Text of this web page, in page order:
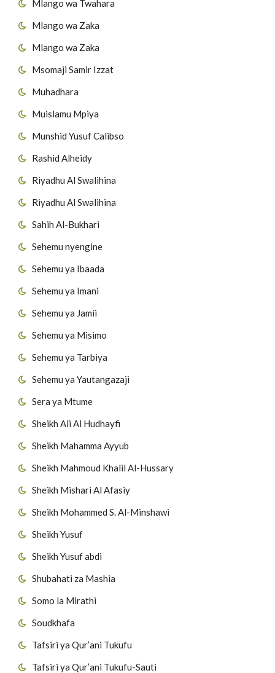
Mlango wa Twahara
Mlango wa Zaka
Mlango wa Zaka
Msomaji Samir Izzat
Muhadhara
Muislamu Mpiya
Munshid Yusuf Calibso
Rashid Alheidy
Riyadhu Al Swalihina
Riyadhu Al Swalihina
Sahih Al-Bukhari
Sehemu nyengine
Sehemu ya Ibaada
Sehemu ya Imani
Sehemu ya Jamii
Sehemu ya Misimo
Sehemu ya Tarbiya
Sehemu ya Yautangazaji
Sera ya Mtume
Sheikh Ali Al Hudhayfi
Sheikh Mahamma Ayyub
Sheikh Mahmoud Khalil Al-Hussary
Sheikh Mishari Al Afasiy
Sheikh Mohammed S. Al-Minshawi
Sheikh Yusuf
Sheikh Yusuf abdi
Shubahati za Mashia
Somo la Mirathi
Soudkhafa
Tafsiri ya Qur’ani Tukufu
Tafsiri ya Qur’ani Tukufu-Sauti